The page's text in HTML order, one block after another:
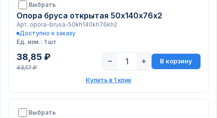
Выбрать
Опора бруса открытая 50х140х76х2
Арт. opora-brusa-50kh140kh76kh2
Доступно к заказу
Ед. изм.: 1 шт
38,85 ₽
43,17 ₽
− + В корзину
Купить в 1 клик
Выбрать